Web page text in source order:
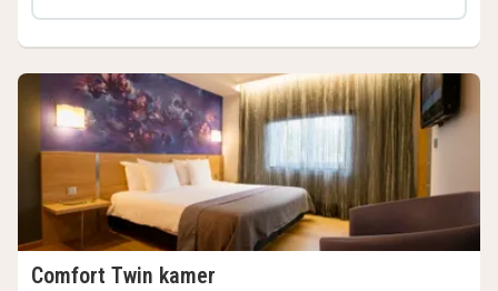
Comfort Twin kamer